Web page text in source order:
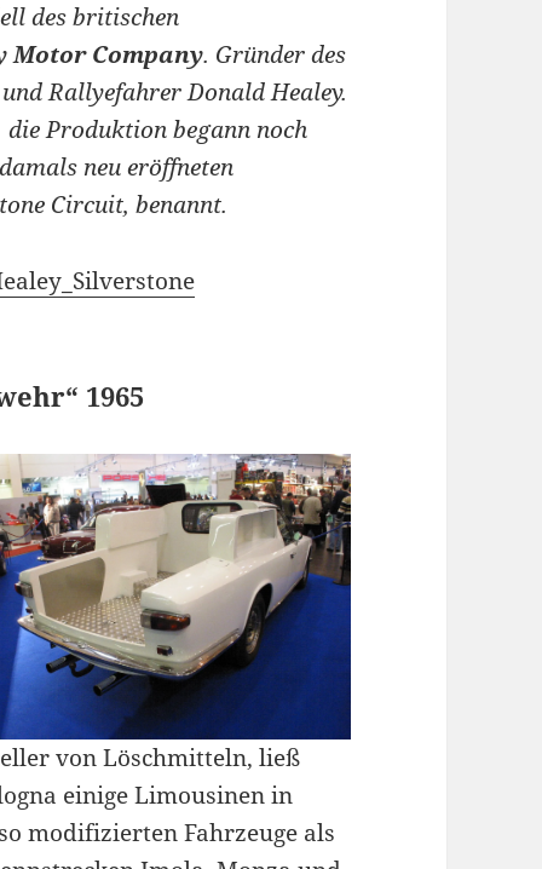
des britischen
Motor Company. Gründer des
Rallyefahrer Donald Healey.
Produktion begann noch
neu eröffneten
Circuit, benannt.
1965
von Löschmitteln, ließ
einige Limousinen in
modifizierten Fahrzeuge als